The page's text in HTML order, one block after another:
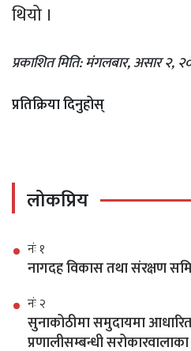
थियो ।
प्रकाशित मिति: मंगलबार, असार २,
प्रतिक्रिया दिनुहोस्
लोकप्रिय
नंः १
नागदह विकास तथा संरक्षण
नंः २
सुनाकोठीमा समुदायमा आधारित
प्रणालीसम्बन्धी